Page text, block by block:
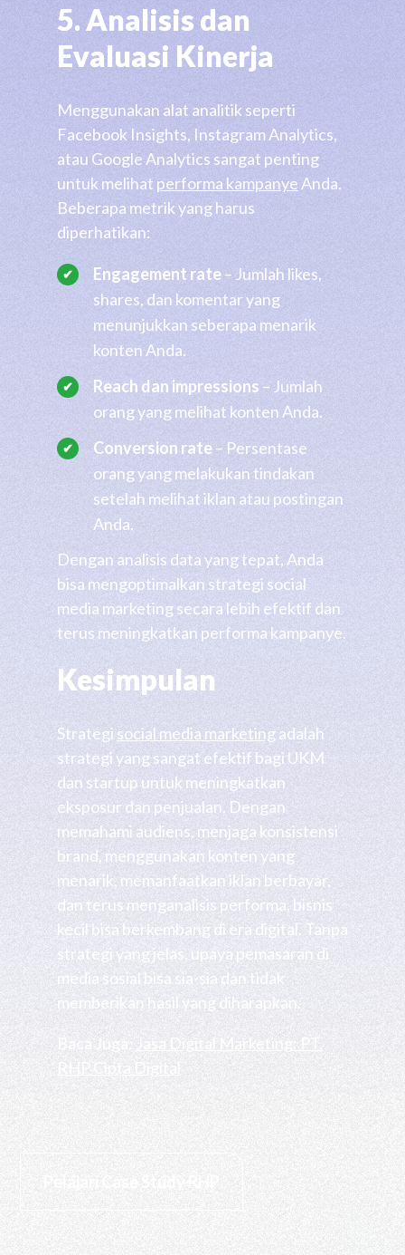
5. Analisis dan
Evaluasi Kinerja
Menggunakan alat analitik seperti
Facebook Insights, Instagram Analytics,
atau Google Analytics sangat penting
untuk melihat performa kampanyeAnda.
Beberapa metrik yang harus
diperhatikan:
Engagement rate– Jumlah likes,
shares, dan komentar yang
menunjukkan seberapa menarik
konten Anda.
Reach dan impressions – Jumlah
orang yang melihat konten Anda.
Conversion rate– Persentase
orang yang melakukan tindakan
setelah melihat iklan atau postingan
Anda.
Dengan analisis data yang tepat, Anda
bisa mengoptimalkan strategi social
media marketing secara lebih efektif dan
terus meningkatkan performa kampanye.
Kesimpulan
Strategi social media marketingadalah
strategi yang sangat efektif bagi UKM
dan startup untuk meningkatkan
eksposur dan penjualan. Dengan
memahami audiens, menjaga konsistensi
brand, menggunakan konten yang
menarik, memanfaatkan iklan berbayar,
dan terus menganalisis performa, bisnis
kecil bisa berkembang di era digital. Tanpa
strategi yang jelas, upaya pemasaran di
media sosial bisa sia-sia dan tidak
memberikan hasil yang diharapkan.
Baca Juga: Jasa Digital Marketing: PT.
RHP Cipta Digital